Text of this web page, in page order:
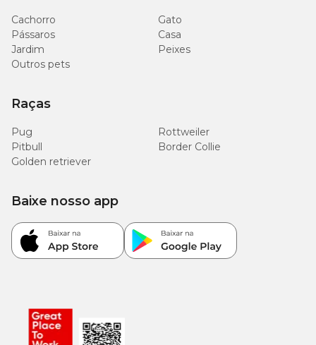
Cachorro
Gato
Pássaros
Casa
Jardim
Peixes
Outros pets
Raças
Pug
Rottweiler
Pitbull
Border Collie
Golden retriever
Baixe nosso app